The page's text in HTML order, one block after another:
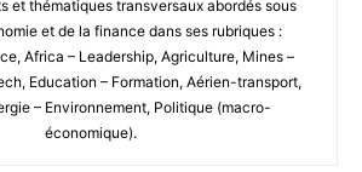
et thématiques transversaux abordés sous
et de la finance dans ses rubriques :
Africa – Leadership, Agriculture, Mines –
Education – Formation, Aérien-transport,
– Environnement, Politique (macro-
économique).